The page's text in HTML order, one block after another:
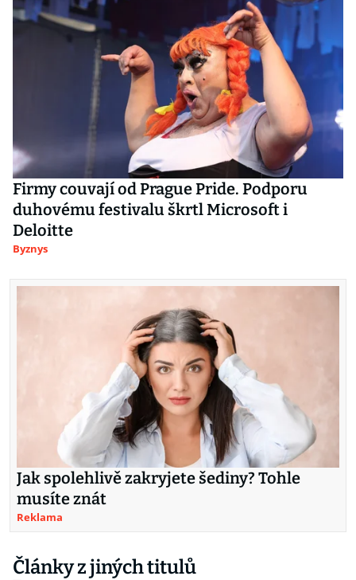
Firmy couvají od Prague Pride. Podporu
duhovému festivalu škrtl Microsoft i
Deloitte
Byznys
Jak spolehlivě zakryjete šediny? Tohle
musíte znát
Reklama
Články z jiných titulů